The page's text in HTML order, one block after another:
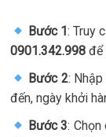
Bước 1 : Truy
0901.342.998 để
Bước 2:
đến, ngày khởi
Bước 3: